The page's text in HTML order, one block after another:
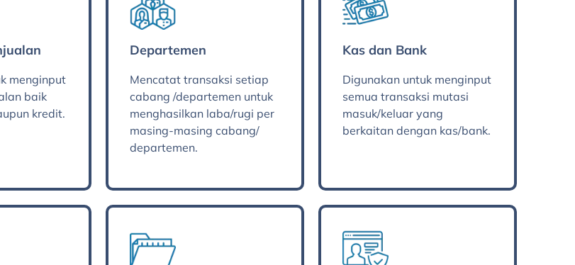
menginput
baik
kredit.
Departemen
Mencatat transaksi setiap
cabang /departemen untuk
menghasilkan laba/rugi per
masing-masing cabang/
departemen.
Kas dan Bank
Digunakan untuk menginput
semua transaksi mutasi
masuk/keluar yang
berkaitan dengan kas/bank.